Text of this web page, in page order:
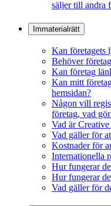
säljer till andra
Immaterialrätt
Kan företagets
Behöver
Kan företag
Kan mitt
hemsidan?
Någon vill
företag, vad
Vad är
Vad gäller för
Kostnader för
Internationella
Hur fungerar
Hur fungerar
Vad gäller för